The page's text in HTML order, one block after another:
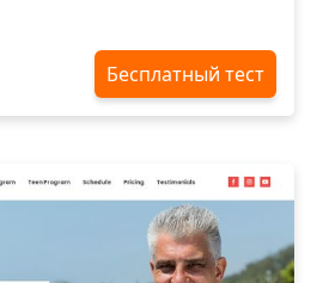
Бесплатный тест